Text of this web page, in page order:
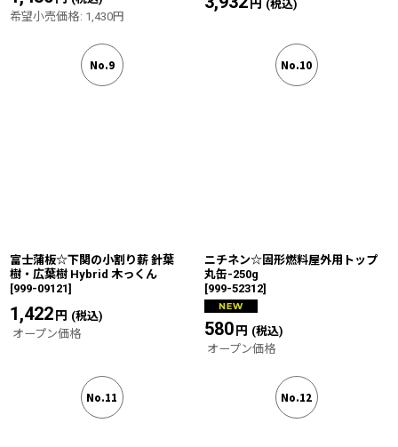
希望小売価格: 1,430円
(税込)
No.9
富士蒲板☆下関の小割り薪 針葉
樹・広葉樹 Hybrid 木っくん
[999-09121]
1,422円 (税込)
オープン価格
No.10
ニチネン☆固形燃料屋外用トップ
丸缶-250g
[999-52312]
580円 (税込)
オープン価格
No.11 No.12